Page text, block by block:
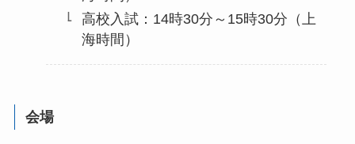
高校入試：14時30分～15時30分（上
海時間）
会場